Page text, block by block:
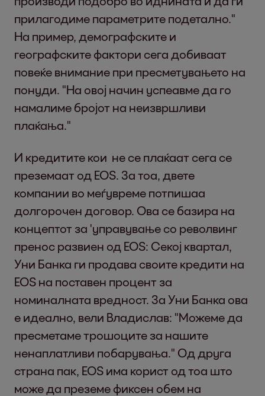
прилагодиме параметрите подетално."
На пример, демографските и
географските фактори сега добиваат
повеќе внимание при пресметувањето на
понуди. "На овој начин успеавме да го
намалиме бројот на неизвршливи
плаќања."
И кредитите кои не се плаќаат сега се
преземаат од EOS. За тоа, двете
компании во меѓувреме потпишаа
долгорочен договор. Ова се базира на
концептот за 'управување со револвинг
пренос развиен од EOS: Секој квартал,
Уни Банка ги продава своите кредити на
EOS на поставен процент за
номиналната вредност. За Уни Банка ова
е идеално, вели Владислав: "Можеме да
пресметаме трошоците за нашите
ненаплатливи побарувања." Од друга
страна пак, EOS има корист од тоа што
може да преземе фиксен обем на